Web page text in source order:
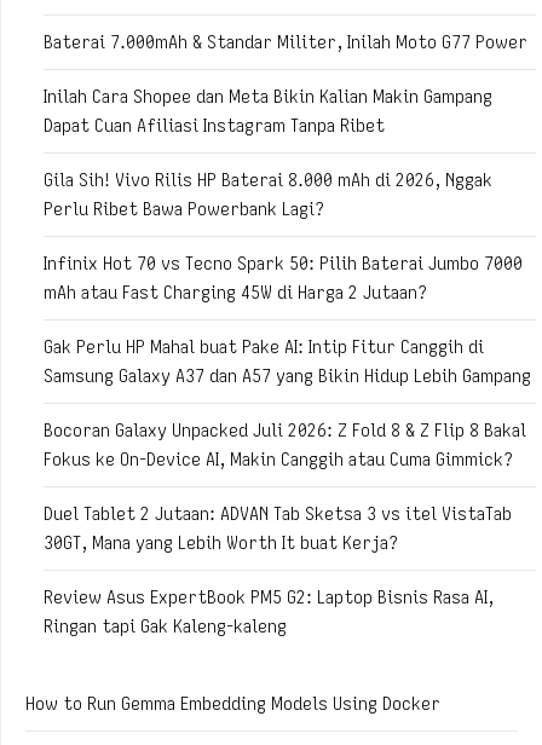
Baterai 7.000mAh & Standar Militer, Inilah Moto G77 Power
Inilah Cara Shopee dan Meta Bikin Kalian Makin Gampang
Dapat Cuan Afiliasi Instagram Tanpa Ribet
Gila Sih! Vivo Rilis HP Baterai 8.000 mAh di 2026, Nggak
Perlu Ribet Bawa Powerbank Lagi?
Infinix Hot 70 vs Tecno Spark 50: Pilih Baterai Jumbo 7000
mAh atau Fast Charging 45W di Harga 2 Jutaan?
Gak Perlu HP Mahal buat Pake AI: Intip Fitur Canggih di
Samsung Galaxy A37 dan A57 yang Bikin Hidup Lebih Gampang
Bocoran Galaxy Unpacked Juli 2026: Z Fold 8 & Z Flip 8 Bakal
Fokus ke On-Device AI, Makin Canggih atau Cuma Gimmick?
Duel Tablet 2 Jutaan: ADVAN Tab Sketsa 3 vs itel VistaTab
30GT, Mana yang Lebih Worth It buat Kerja?
Review Asus ExpertBook PM5 G2: Laptop Bisnis Rasa AI,
Ringan tapi Gak Kaleng-kaleng
How to Run Gemma Embedding Models Using Docker